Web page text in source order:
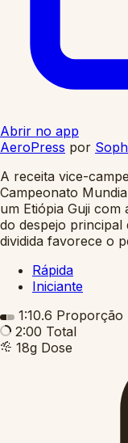
Abrir no app
AeroPress por
A receita vice-
Campeonato
um Etiópia Guji com
do despejo
dividida favorece o
Rápida
Iniciante
1:10.6 Proporção
2:00 Total
18g Dose